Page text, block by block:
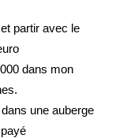
partir avec le
dans mon
une auberge